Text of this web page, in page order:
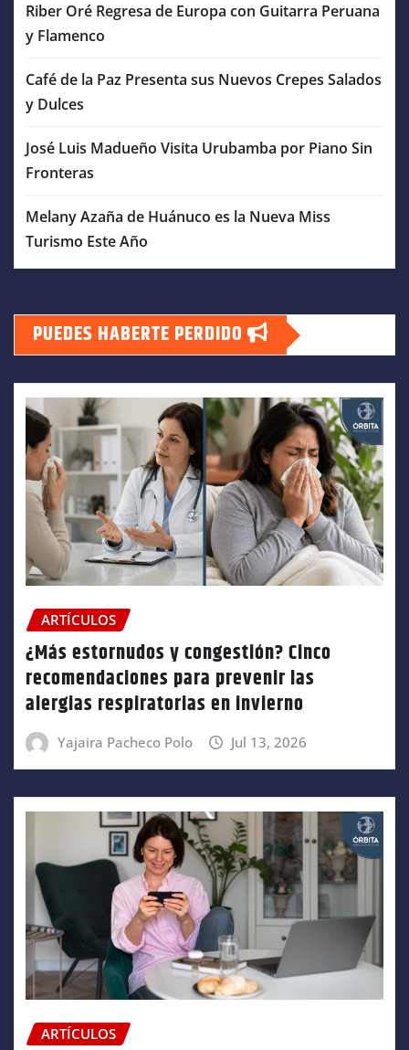
Riber Oré Regresa de Europa con Guitarra Peruana
y Flamenco
Café de la Paz Presenta sus Nuevos Crepes Salados
y Dulces
José Luis Madueño Visita Urubamba por Piano Sin
Fronteras
Melany Azaña de Huánuco es la Nueva Miss
Turismo Este Año
PUEDES HABERTE PERDIDO
ARTÍCULOS
¿Más estornudos y congestión? Cinco
recomendaciones para prevenir las
alergias respiratorias en invierno
Yajaira Pacheco Polo Jul 13, 2026
ARTÍCULOS